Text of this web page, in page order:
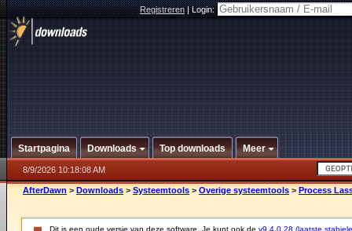
Registreren|Login:
Startpagina Downloads Top downloads Meer
8/9/2026 10:18:08 AM
AfterDawn > Downloads > Systeemtools > Overige systeemtools > Process
Dit is een oude versie van deze software. Je kunt ook de v9.4.0.28 (laatste